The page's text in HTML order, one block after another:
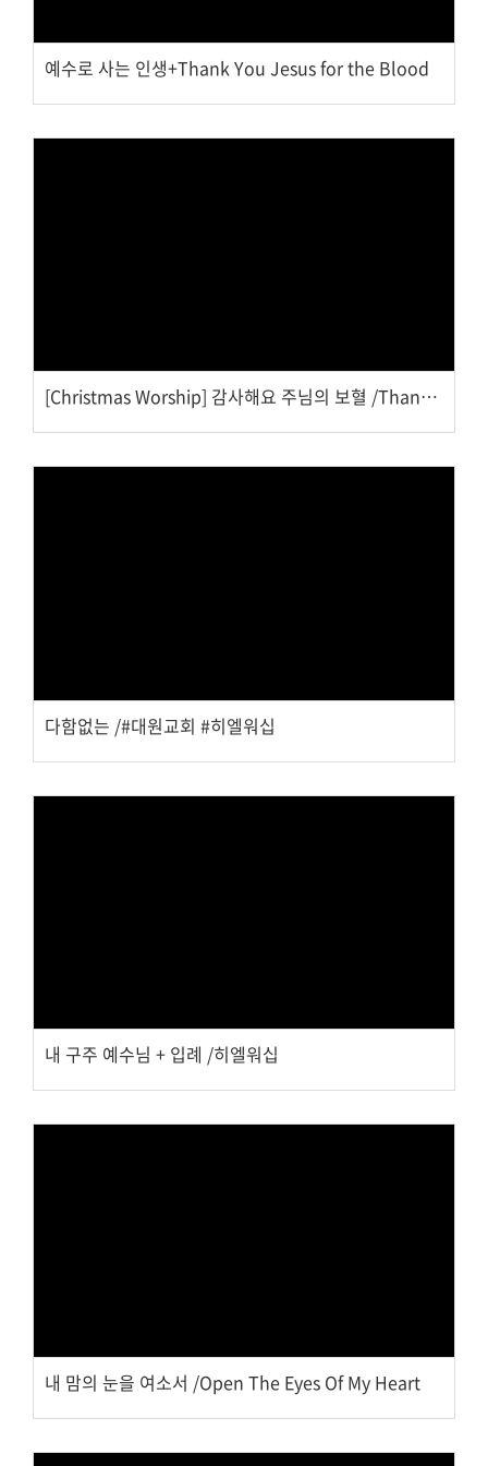
예수로 사는 인생+Thank You Jesus for the Blood
[Christmas Worship] 감사해요 주님의 보혈 /Thank You Jesus for the Blood
다함없는 /#대원교회 #히엘워십
내 구주 예수님 + 입례 /히엘워십
내 맘의 눈을 여소서 /Open The Eyes Of My Heart